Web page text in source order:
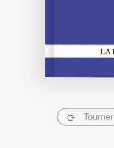
Tourner